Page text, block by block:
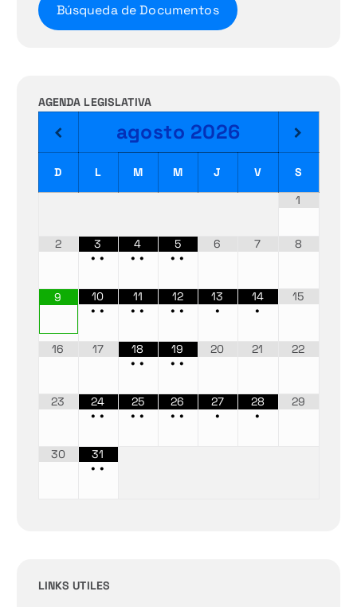
Búsqueda de Documentos
AGENDA LEGISLATIVA
agosto 2026
D L M M J V
S
1
2
3
••
4
••
5
••
6 7 8
9
10
••
11
••
12
••
13
•
14
•
15
16 17
18
••
19
••
20 21 22
23
24
••
25
••
26
••
27
•
28
•
29
30
31
••
LINKS UTILES